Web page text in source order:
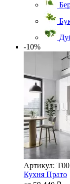
-10%
Артикул:
Кухня Прато